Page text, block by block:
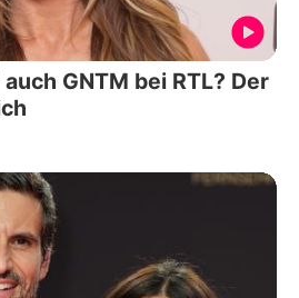
GNTM bei RTL? Der